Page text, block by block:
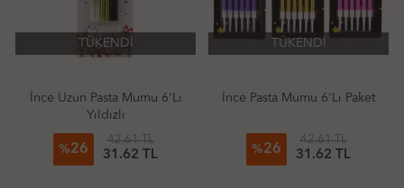
TÜKENDİ
İnce Uzun Pasta Mumu 6'Lı
Yıldızlı
%26
42.61 TL
31.62 TL
TÜKENDİ
İnce Pasta Mumu 6'Lı Paket
%26
42.61 TL
31.62 TL